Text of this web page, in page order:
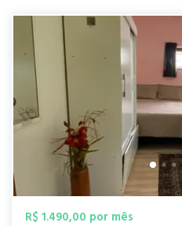
R$ 1.490,00 por mês